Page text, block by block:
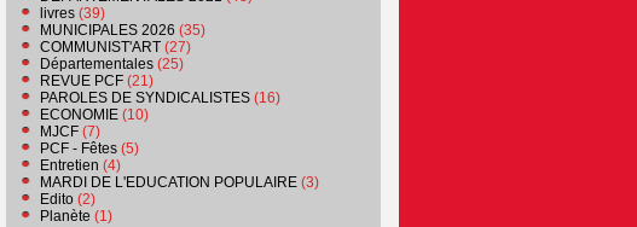
livres (39)
MUNICIPALES 2026 (35)
COMMUNIST'ART (27)
Départementales (25)
REVUE PCF (21)
PAROLES DE SYNDICALISTES (16)
ECONOMIE (10)
MJCF (7)
PCF - Fêtes (5)
Entretien (4)
MARDI DE L'EDUCATION POPULAIRE (3)
Edito (2)
Planète (1)